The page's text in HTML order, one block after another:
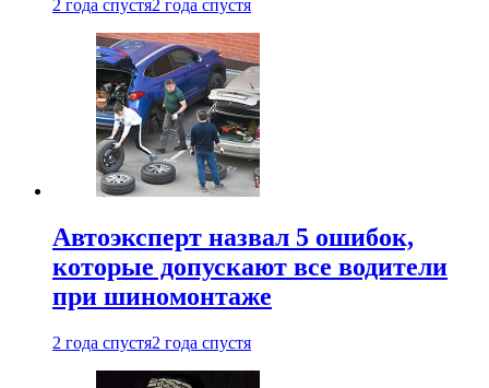
2 года спустя2 года спустя
Автоэксперт назвал 5 ошибок,
которые допускают все водители
при шиномонтаже
2 года спустя2 года спустя